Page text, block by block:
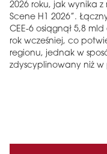
2026 roku, jak wynika z
Scene H1 2026”.
CEE-6 osiągnął 5,8
rok wcześniej, co
regionu, jednak w
zdyscyplinowany niż